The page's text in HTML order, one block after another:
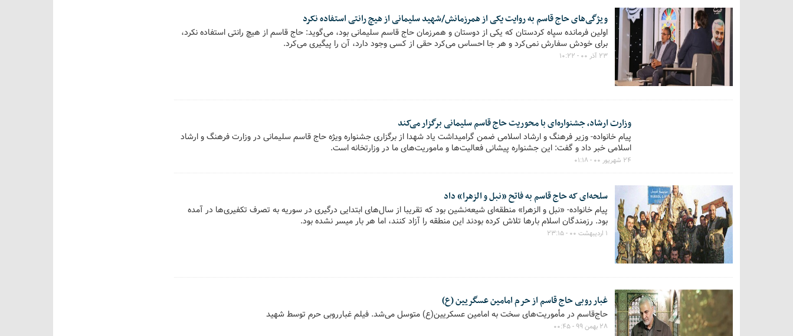
ویژگی‌های حاج قاسم به روایت یکی از همرزمانش/شهید سلیمانی از هیچ رانتی استفاده نکرد
اولین فرمانده سپاه کردستان که یکی از دوستان و همرزمان حاج قاسم سلیمانی بود، می‌گوید: حاج قاسم از هیچ رانتی استفاده نکرد،
برای خودش سفارش نمی‌کرد و هر جا احساس می‌کرد حقی از کسی وجود دارد، آن را پیگیری می‌کرد.
۲۳ آذر ۰۰ - ۱۰:۲۲
وزارت ارشاد، جشنواره‌ای با محوریت حاج قاسم سلیمانی برگزار می‌کند
پیام خانواده- وزیر فرهنگ و ارشاد اسلامی ضمن گرامیداشت یاد شهدا از برگزاری جشنواره ویژه حاج قاسم سلیمانی در وزارت فرهنگ و ارشاد
اسلامی خبر داد و گفت: این جشنواره پیشانی فعالیت‌ها و ماموریت‌های ما در وزارتخانه است.
۲۴ شهریور ۰۰ - ۰۱:۱۸
سلحه‌ای که حاج قاسم به فاتح «نبل و الزهرا» داد
پیام خانواده- «نبل و الزهرا» منطقه‌ای شیعه‌نشین بود که تقریبا از سال‌های ابتدایی درگیری در سوریه به تصرف تکفیری‌ها در آمده
بود. رزمندگان اسلام بارها تلاش کرده بودند این منطقه را آزاد کنند، اما هر بار میسر نشده بود.
۱ اردیبهشت ۰۰ - ۲۳:۱۵
غبار روبی حاج قاسم از حرم امامین عسگریین (ع)
حاج‌قاسم در مأموریت‌های سخت به امامین عسکریین(ع) متوسل می‌شد. فیلم غبارروبی حرم توسط شهید
۲۸ بهمن ۹۹ - ۰۰:۴۵